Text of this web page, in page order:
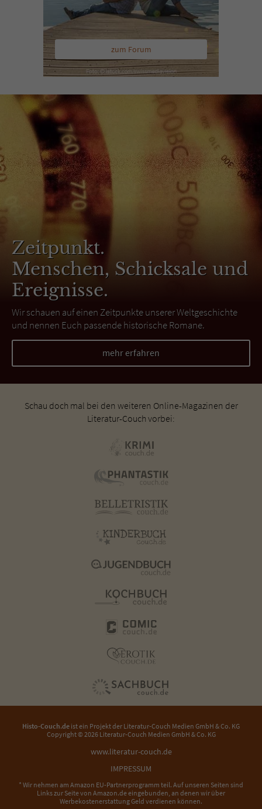
zum Forum
Zeitpunkt.
Menschen, Schicksale und
Ereignisse.
Wir schauen auf einen Zeitpunkte unserer Weltgeschichte
und nennen Euch passende historische Romane.
mehr erfahren
Schau doch mal bei den weiteren Online-Magazinen der
Literatur-Couch vorbei:
Histo-Couch.de ist ein Projekt der Literatur-Couch Medien GmbH & Co. KG
Copyright © 2026 Literatur-Couch Medien GmbH & Co. KG
www.literatur-couch.de
IMPRESSUM
* Wir nehmen am Amazon EU-Partnerprogramm teil. Auf unseren Seiten sind
Links zur Seite von Amazon.de eingebunden, an denen wir über
Werbekostenerstattung Geld verdienen können.